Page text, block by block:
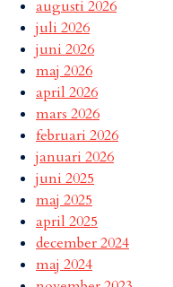
augusti 2026
juli 2026
juni 2026
maj 2026
april 2026
mars 2026
februari 2026
januari 2026
juni 2025
maj 2025
april 2025
december 2024
maj 2024